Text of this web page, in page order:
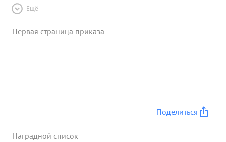
Ещё
Первая страница приказа
Поделиться
Наградной список